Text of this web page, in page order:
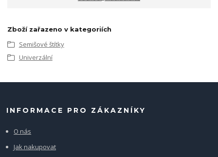
Zboží zařazeno v kategoriích
Semišové štítky
Univerzální
INFORMACE PRO ZÁKAZNÍKY
O nás
Jak nakupovat